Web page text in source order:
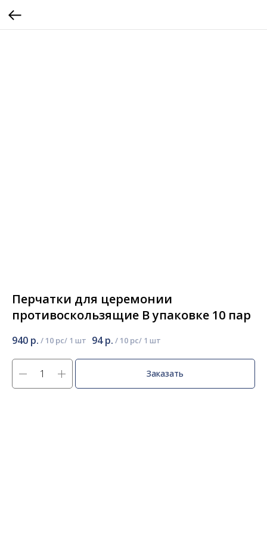
Перчатки для церемонии
противоскользящие В упаковке 10 пар
940 р. / 10 pc 94 р. / 10 pc
Заказать